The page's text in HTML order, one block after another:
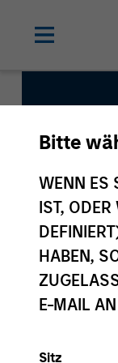
Bitte
WENN ES
IST,
HABEN,
E-MAIL AN
Sitz